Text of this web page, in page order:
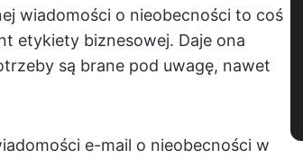
wiadomości o nieobecności to coś
etykiety biznesowej. Daje ona
są brane pod uwagę, nawet
e-mail o nieobecności w